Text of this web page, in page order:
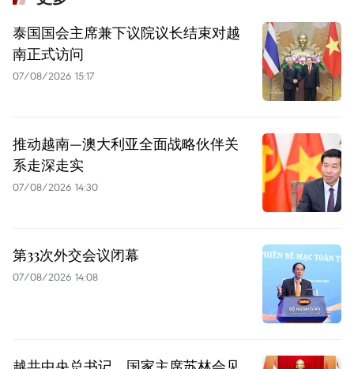
泰国国会主席兼下议院议长结束对越
南正式访问
07/08/2026 15:17
推动越南—澳大利亚全面战略伙伴关
系走深走实
07/08/2026 14:30
第33次外交会议闭幕
07/08/2026 14:08